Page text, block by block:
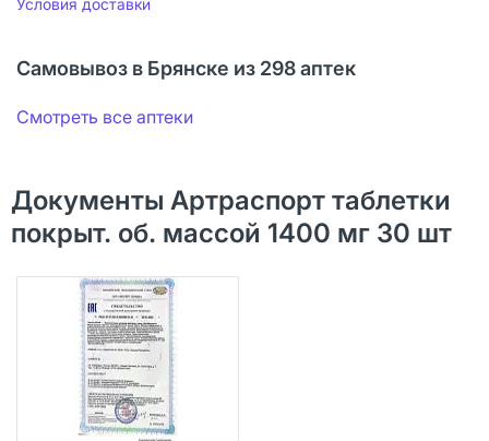
Самовывоз в Брянске из 298 аптек
Смотреть все аптеки
Документы Артраспорт таблетки
покрыт. об. массой 1400 мг 30 шт